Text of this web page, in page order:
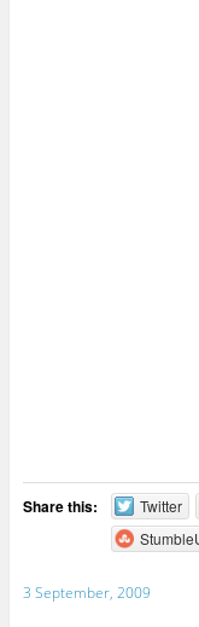
Share this: Twitter
3 September, 2009